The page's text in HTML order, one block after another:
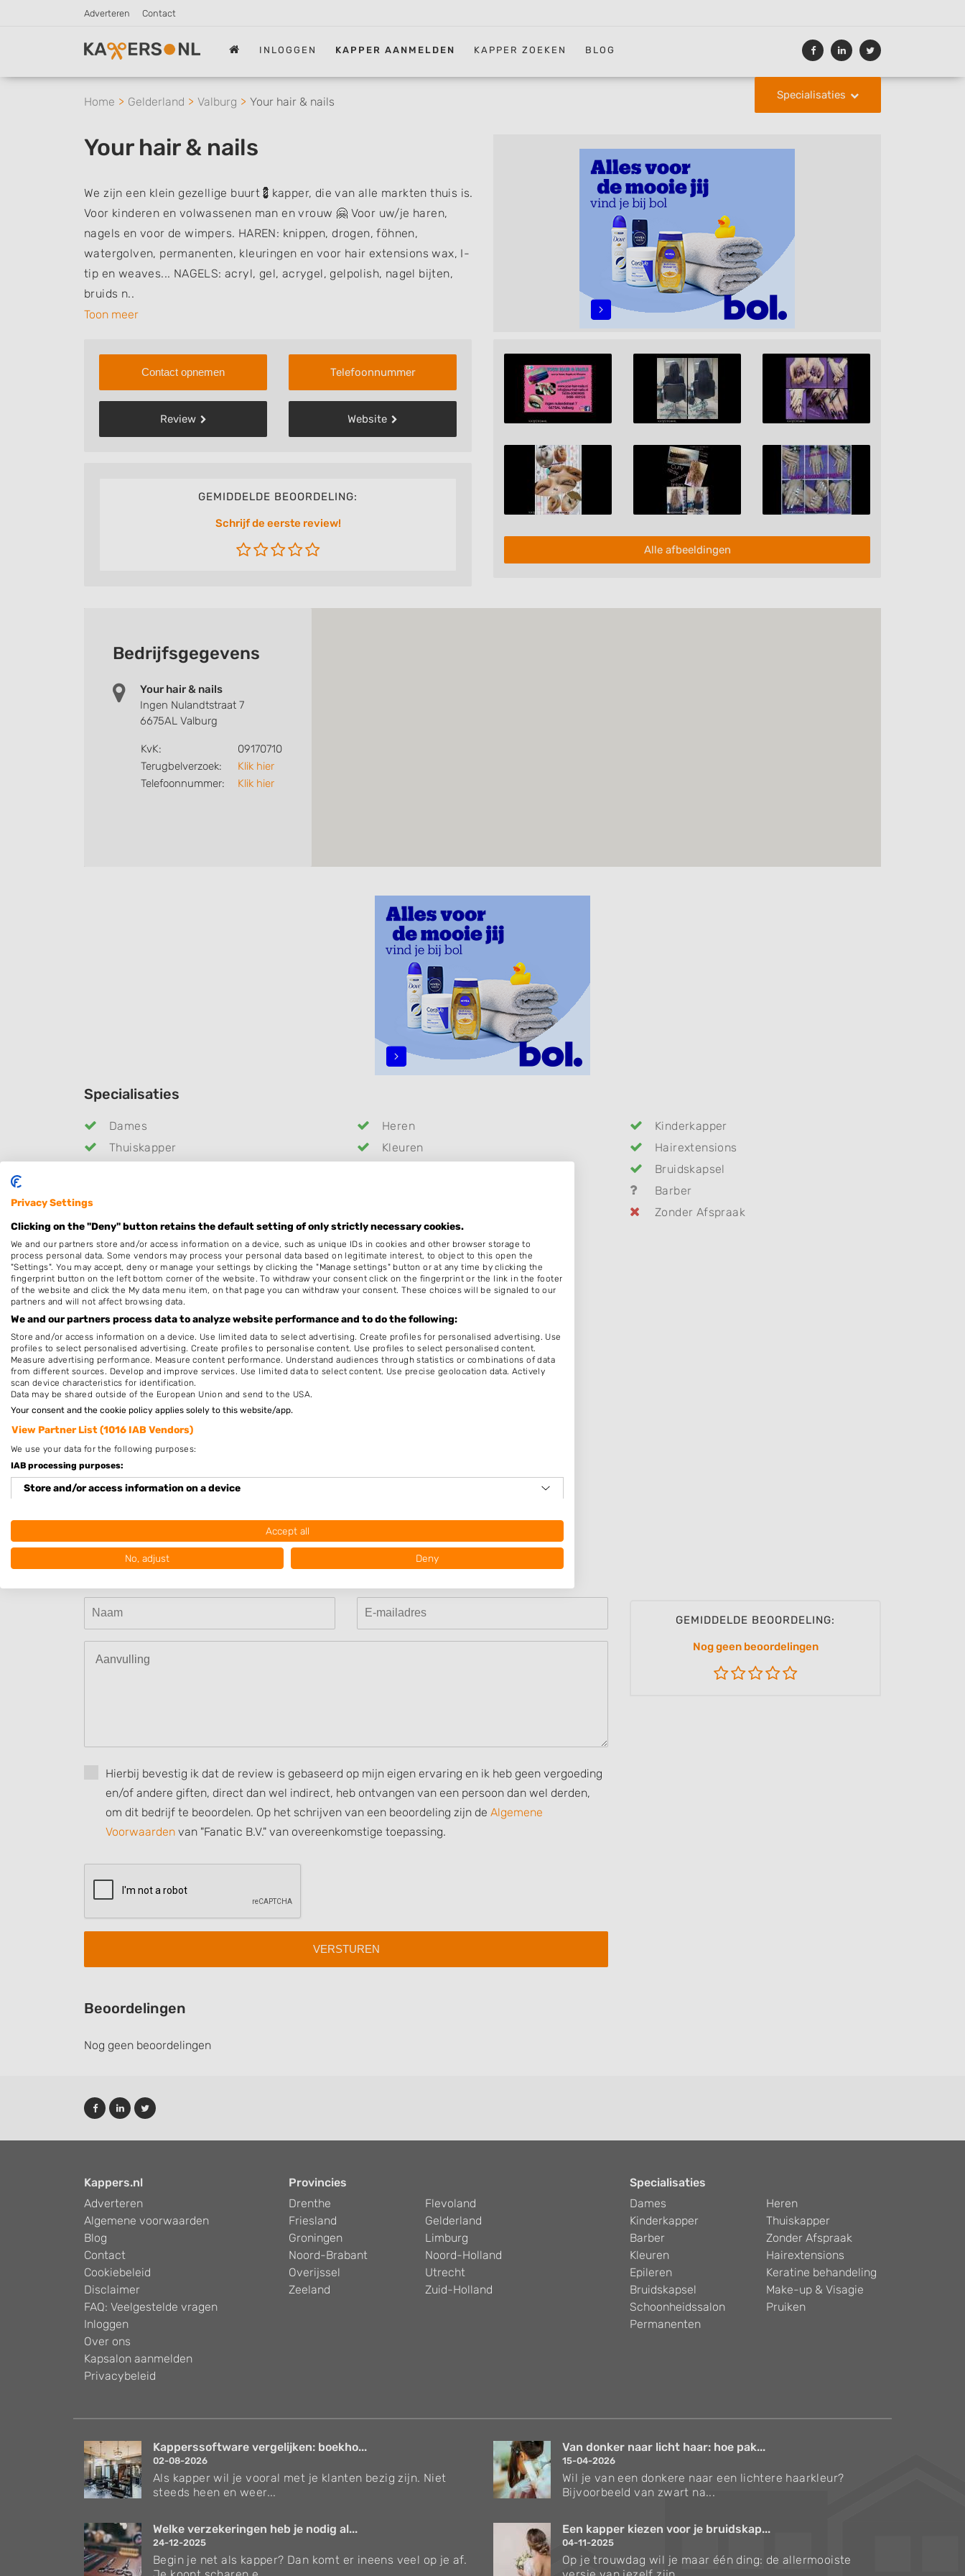
Adverteren Contact
INLOGGEN KAPPER AANMELDEN KAPPER ZOEKEN BLOG
Specialisaties
Home Gelderland Valburg Your hair & nails
Your hair & nails
We zijn een klein gezellige buurt💈kapper, die van alle markten thuis is.
Voor kinderen en volwassenen man en vrouw 🤗 Voor uw/je haren,
nagels en voor de wimpers. HAREN: knippen, drogen, föhnen,
watergolven, permanenten, kleuringen en voor hair extensions wax, I-
tip en weaves... NAGELS: acryl, gel, acrygel, gelpolish, nagel bijten,
bruids n..
Toon meer
Contact opnemen
Review
Telefoonnummer
Website
GEMIDDELDE BEOORDELING:
Schrijf de eerste review!
Alle afbeeldingen
Bedrijfsgegevens
Your hair & nails
Ingen Nulandtstraat 7
6675AL Valburg
KvK:
09170710
Terugbelverzoek:
Klik hier
Telefoonnummer:
Klik hier
Specialisaties
Dames Heren
Kinderkapper
Thuiskapper
Kleuren
Hairextensions
Bruidskapsel
Barber
Zonder Afspraak
Openingstijden
Maandag 13:00 -17:00
Dinsdag
9:00 -21:30
Woensdag
13:00 -17:00
Donderdag
9:00 - 21:30
Vrijdag
13:00 -17:00
Zaterdag
11:00 -14:00
Zondag
9:00
Deze openingstijden zijn indicatief en kunnen,
bijvoorbeeld wegens omstandigheden, afwijken. Neem
voor de zekerheid contact op met het bedrijf of kijk op
de website.
Beoordeel Your hair & nails
Hierbij bevestig ik dat de review is gebaseerd op mijn eigen ervaring en ik heb geen vergoeding
en/of andere giften, direct dan wel indirect, heb ontvangen van een persoon dan wel derden,
om dit bedrijf te beoordelen. Op het schrijven van een beoordeling zijn de Algemene
Voorwaarden van "Fanatic B.V." van overeenkomstige toepassing.
GEMIDDELDE BEOORDELING:
Nog geen beoordelingen
Beoordelingen
Nog geen beoordelingen
Kappers.nl
Adverteren
Algemene voorwaarden
Blog
Contact
Cookiebeleid
Disclaimer
FAQ: Veelgestelde vragen
Inloggen
Over ons
Kapsalon aanmelden
Privacybeleid
Provincies
Drenthe
Flevoland
Friesland
Gelderland
Groningen
Limburg
Noord-Brabant
Noord-Holland
Overijssel
Utrecht
Zeeland
Zuid-Holland
Specialisaties
Dames
Heren
Kinderkapper
Thuiskapper
Barber
Zonder Afspraak
Kleuren
Hairextensions
Epileren
Keratine behandeling
Bruidskapsel
Make-up & Visagie
Schoonheidssalon
Pruiken
Permanenten
Kapperssoftware vergelijken: boekho...
02-08-2026
Als kapper wil je vooral met je klanten bezig zijn. Niet
steeds heen en weer...
Van donker naar licht haar: hoe pak...
15-04-2026
Wil je van een donkere naar een lichtere haarkleur?
Bijvoorbeeld van zwart na...
Welke verzekeringen heb je nodig al...
24-12-2025
Begin je net als kapper? Dan komt er ineens veel op je af.
Een kapper kiezen voor je bruidskap...
04-11-2025
Op je trouwdag wil je maar één ding: de allermooiste
Privacy Settings
Clicking on the "Deny" button retains the default setting of only strictly necessary cookies.
We and our partners store and/or access information on a device, such as unique IDs in cookies and other browser storage to
process personal data. Some vendors may process your personal data based on legitimate interest, to object to this open the
"Settings". You may accept, deny or manage your settings by clicking the "Manage settings" button or at any time by clicking the
fingerprint button on the left bottom corner of the website. To withdraw your consent click on the fingerprint or the link in the footer
of the website and click the My data menu item, on that page you can withdraw your consent. These choices will be signaled to our
partners and will not affect browsing data.
We and our partners process data to analyze website performance and to do the following:
Store and/or access information on a device. Use limited data to select advertising. Create profiles for personalised advertising. Use
profiles to select personalised advertising. Create profiles to personalise content. Use profiles to select personalised content.
Measure advertising performance. Measure content performance. Understand audiences through statistics or combinations of data
from different sources. Develop and improve services. Use limited data to select content. Use precise geolocation data. Actively
scan device characteristics for identification.
Data may be shared outside of the European Union and send to the USA.
Your consent and the cookie policy applies solely to this website/app.
View Partner List (1016 IAB Vendors)
We use your data for the following purposes:
IAB processing purposes:
Store and/or access information on a device
Create profiles for personalised advertising
Create profiles to personalise content
Measure advertising performance
Use limited data to select content
Non-IAB processing purposes:
Accept all
No, adjust Deny